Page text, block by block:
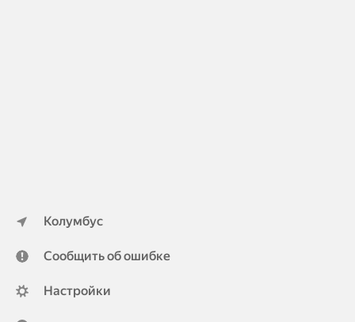
Колумбус
Сообщить об ошибке
Настройки